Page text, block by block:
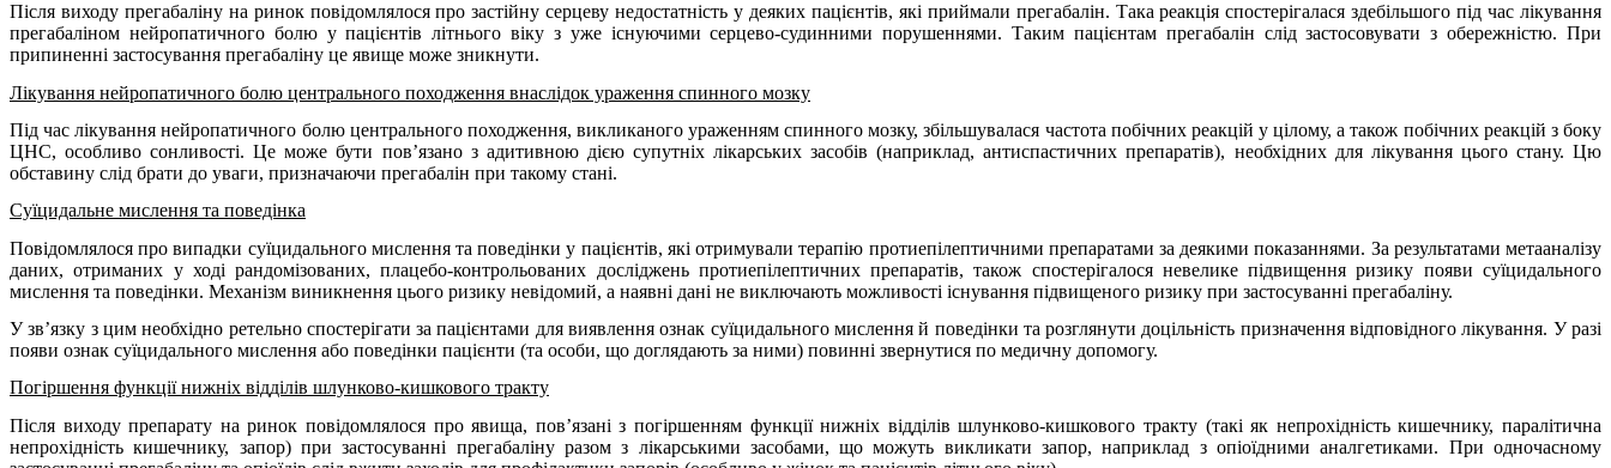
Після виходу прегабаліну на ринок повідомлялося про застійну серцеву недостатність у деяких пацієнтів, які приймали прегабалін. Така реакція спостерігалася здебільшого під час лікування
прегабаліном нейропатичного болю у пацієнтів літнього віку з уже існуючими серцево-судинними порушеннями. Таким пацієнтам прегабалін слід застосовувати з обережністю. При
припиненні застосування прегабаліну це явище може зникнути.
Лікування нейропатичного болю центрального походження внаслідок ураження спинного мозку
Під час лікування нейропатичного болю центрального походження, викликаного ураженням спинного мозку, збільшувалася частота побічних реакцій у цілому, а також побічних реакцій з боку
ЦНС, особливо сонливості. Це може бути пов’язано з адитивною дією супутніх лікарських засобів (наприклад, антиспастичних препаратів), необхідних для лікування цього стану. Цю
обставину слід брати до уваги, призначаючи прегабалін при такому стані.
Суїцидальне мислення та поведінка
Повідомлялося про випадки суїцидального мислення та поведінки у пацієнтів, які отримували терапію протиепілептичними препаратами за деякими показаннями. За результатами метааналізу
даних, отриманих у ході рандомізованих, плацебо-контрольованих досліджень протиепілептичних препаратів, також спостерігалося невелике підвищення ризику появи суїцидального
мислення та поведінки. Механізм виникнення цього ризику невідомий, а наявні дані не виключають можливості існування підвищеного ризику при застосуванні прегабаліну.
У зв’язку з цим необхідно ретельно спостерігати за пацієнтами для виявлення ознак суїцидального мислення й поведінки та розглянути доцільність призначення відповідного лікування. У разі
появи ознак суїцидального мислення або поведінки пацієнти (та особи, що доглядають за ними) повинні звернутися по медичну допомогу.
Погіршення функції нижніх відділів шлунково-кишкового тракту
Після виходу препарату на ринок повідомлялося про явища, пов’язані з погіршенням функції нижніх відділів шлунково-кишкового тракту (такі як непрохідність кишечнику, паралітична
непрохідність кишечнику, запор) при застосуванні прегабаліну разом з лікарськими засобами, що можуть викликати запор, наприклад з опіоїдними аналгетиками. При одночасному